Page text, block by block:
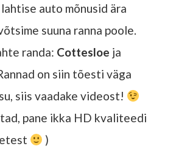
auto mõnusid ära
suuna ranna poole.
randa: Cottesloe ja
on siin tõesti väga
siis vaadake videost!
pane ikka HD kvaliteedi
)